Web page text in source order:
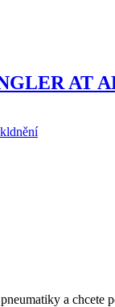
AT
a chcete